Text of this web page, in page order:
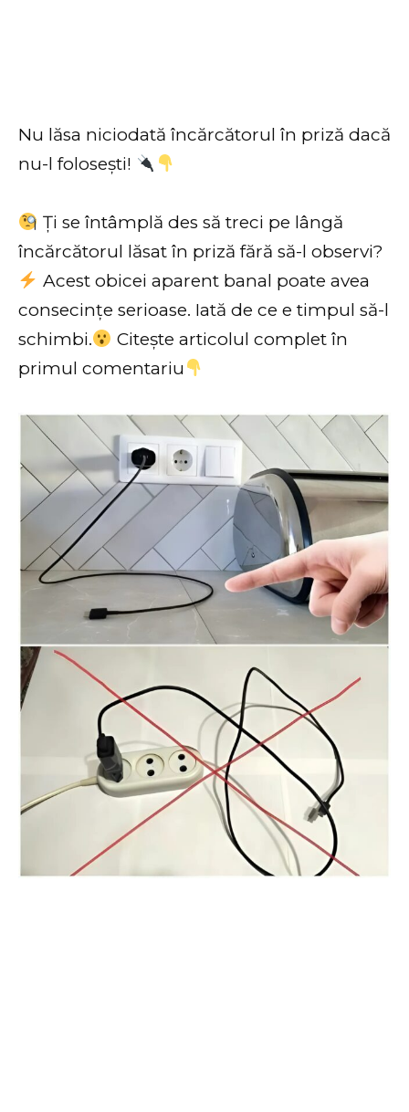
Nu lăsa niciodată încărcătorul în priză dacă
nu-l folosești!
Ți se întâmplă des să treci pe lângă
încărcătorul lăsat în priză fără să-l observi?
Acest obicei aparent banal poate avea
consecințe serioase. Iată de ce e timpul să-l
schimbi.
Citește articolul complet în
primul comentariu